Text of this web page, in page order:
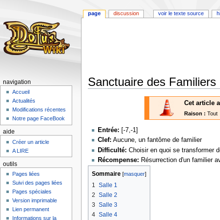
Sanctuaire des Familiers
navigation
recherche
Cet article
Raison : Tout
Entrée: [-7,-1]
Clef: Aucune, un fantôme de familier
Difficulté: Choisir en quoi se transformer
Récompense: Résurrection d'un familier
Sommaire
1
Salle 1
2 Salle 2
3 Salle 3
4 Salle 4
page discussion voir le texte source
navigation
Accueil
Actualités
Modifications récentes
Notre page FaceBook
aide
Créer un article
A LIRE
outils
Pages liées
Suivi des pages liées
Pages spéciales
Version imprimable
Lien permanent
Informations sur la